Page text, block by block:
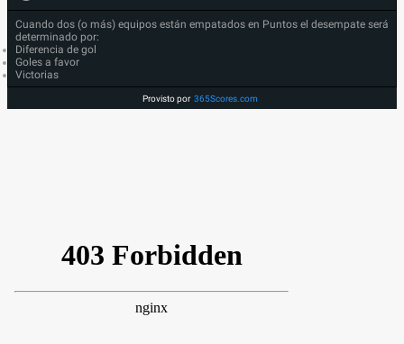
Cuando dos (o más) equipos están empatados en Puntos el desempate será
determinado por:
Diferencia de gol
Goles a favor
Victorias
Provisto por 365Scores.com